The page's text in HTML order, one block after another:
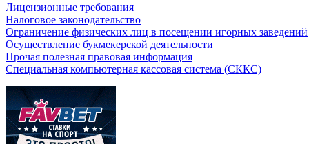
Лицензионные требования
Налоговое законодательство
Ограничение физических лиц в посещении игорных заведений
Осуществление букмекерской деятельности
Прочая полезная правовая информация
Специальная компьютерная кассовая система (СККС)